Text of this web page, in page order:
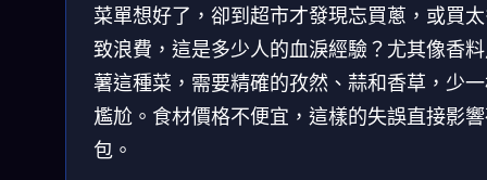
菜單想好了，卻到超市才發現忘買蔥，或買
致浪費，這是多少人的血淚經驗？尤其像香
薯這種菜，需要精確的孜然、蒜和香草，少
尷尬。食材價格不便宜，這樣的失誤直接影
包。